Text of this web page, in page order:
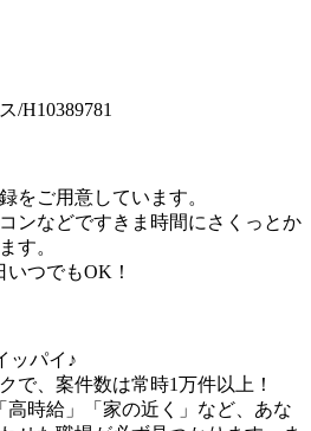
/H10389781
をご用意しています。
ンなどですきま時間にさくっとか
す。
いつでもOK！
ッパイ♪
で、案件数は常時1万件以上！
高時給」「家の近く」など、あな